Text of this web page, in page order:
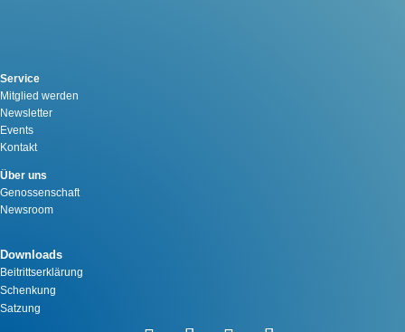
Service
Mitglied werden
Newsletter
Events
Kontakt
Über uns
Genossenschaft
Newsroom
Downloads
Beitrittserklärung
Schenkung
Satzung